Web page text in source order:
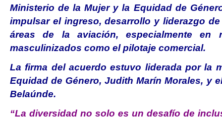
Ministerio de la Mujer y la Equidad de
impulsar el ingreso, desarrollo y liderazgo
áreas de la aviación, especialmente en
masculinizados como el pilotaje comercial.
La firma del acuerdo estuvo liderada por la
Equidad de Género, Judith Marín Morales, y
Belaúnde.
“La diversidad no solo es un desafío de